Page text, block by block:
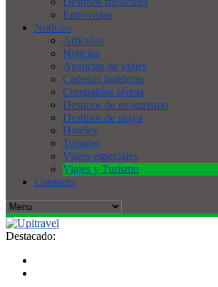
Entrevistas
Noticias
Artículos
Noticias
Agencias de viajes
Cadenas hoteleras
Compañías aéreas
Destinos de enoturismo
Destinos de playa
Hoteles
Turismo
Viajes especiales
Viajes y Turismo
Contacto
Destacado: